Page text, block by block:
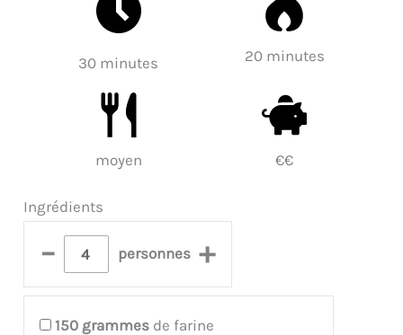
30 minutes 20 minutes
moyen €€
Ingrédients
– personnes +
150 grammes de farine